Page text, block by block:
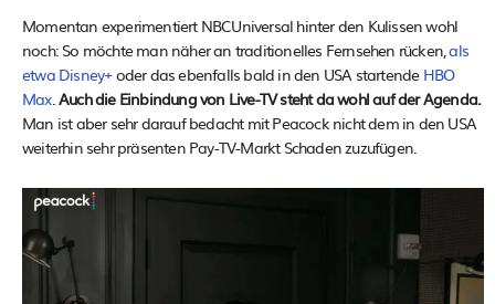
Momentan experimentiert NBCUniversal hinter den Kulissen wohl
noch: So möchte man näher an traditionelles Fernsehen rücken,als
etwa Disney+oder das ebenfalls bald in den USA startende HBO
Max.Auch die Einbindung von Live-TV steht da wohl auf der Agenda.
Man ist aber sehr darauf bedacht mit Peacock nicht dem in den USA
weiterhin sehr präsenten Pay-TV-Markt Schaden zuzufügen.